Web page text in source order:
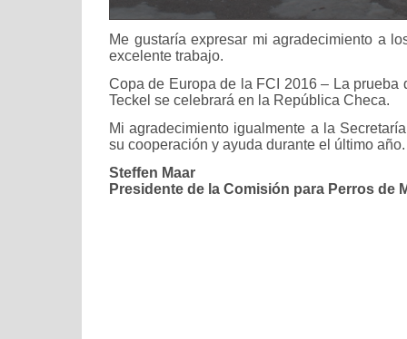
Me gustaría expresar mi agradecimiento a
excelente trabajo.
Copa de Europa de la FCI 2016 – La prueba
Teckel se celebrará en la República Checa.
Mi agradecimiento igualmente a la
su cooperación y ayuda durante el último año.
Steffen Maar
Presidente de la Comisión para Perros de